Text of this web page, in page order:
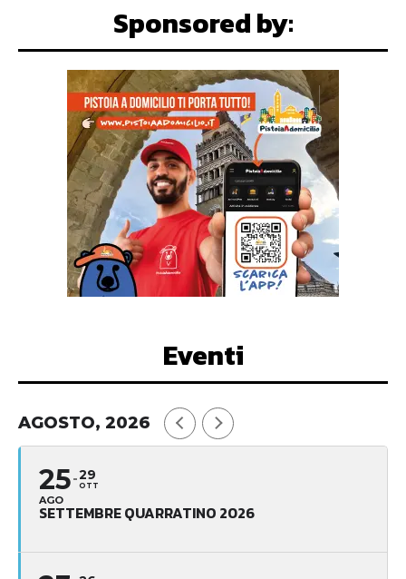
Sponsored by:
Eventi
AGOSTO, 2026
25
AGO
29
OTT
SETTEMBRE QUARRATINO 2026